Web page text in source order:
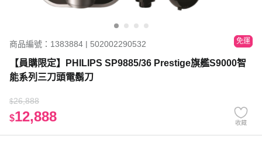
商品編號：1383884 | 502002290532 免運
【員購限定】PHILIPS SP9885/36 Prestige旗艦S9000智
能系列三刀頭電鬍刀
$26,888
$12,888 收藏